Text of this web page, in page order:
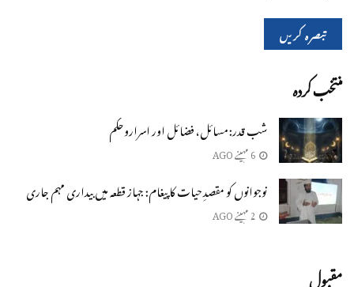
منتخب کردہ
شب قدر: مسائل، فضائل اور اسراروحکم
نوجوانوں کو مقصدِ حیات کا پیغام: جہاز قطعہ میں بیداری مہم جاری
مقبول